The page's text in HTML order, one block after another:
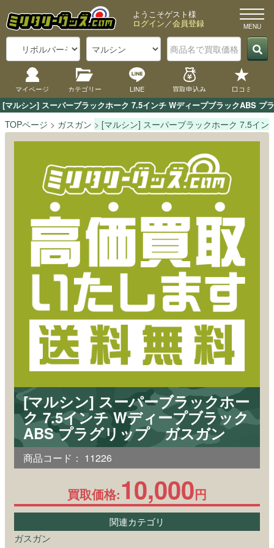
[マルシン] スーパーブラックホーク 7.5インチ WディープブラックABS プ
ようこそゲスト様
ログイン／会員登録
マイページ カテゴリー LINE 買取申込み 口コミ
TOPページ ガスガン [マルシン] スーパーブラックホーク 7.5イ
[マルシン] スーパーブラックホー
ク 7.5インチ Wディープブラック
ABS プラグリップ ガスガン
商品コード： 11226
買取価格:10,000円
関連カテゴリ
ガスガン